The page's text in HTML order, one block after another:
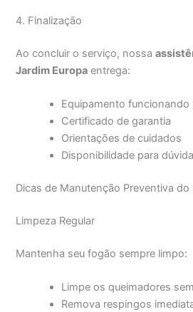
4. Finalização
Ao concluir o serviço, nossa
Jardim Europa entrega:
Equipamento funcionando
Certificado de garantia
Orientações de cuidados
Disponibilidade para
Dicas de Manutenção Preventiva do
Limpeza Regular
Mantenha seu fogão sempre limpo:
Limpe os queimadores
Remova respingos